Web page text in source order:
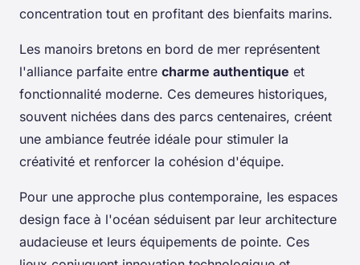
concentration tout en profitant des bienfaits marins.
Les manoirs bretons en bord de mer représentent
l'alliance parfaite entre charme authentique et
fonctionnalité moderne. Ces demeures historiques,
souvent nichées dans des parcs centenaires, créent
une ambiance feutrée idéale pour stimuler la
créativité et renforcer la cohésion d'équipe.
Pour une approche plus contemporaine, les espaces
design face à l'océan séduisent par leur architecture
audacieuse et leurs équipements de pointe. Ces